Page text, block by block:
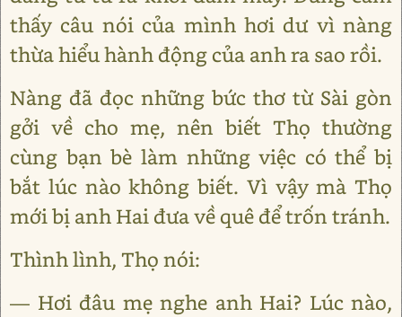
thấy câu nói của mình hơi dư vì nàng
thừa hiểu hành động của anh ra sao rồi.
Nàng đã đọc những bức thơ từ Sài gòn
gởi về cho mẹ, nên biết Thọ thường
cùng bạn bè làm những việc có thể bị
bắt lúc nào không biết. Vì vậy mà Thọ
mới bị anh Hai đưa về quê để trốn tránh.
Thình lình, Thọ nói:
— Hơi đâu mẹ nghe anh Hai? Lúc nào,